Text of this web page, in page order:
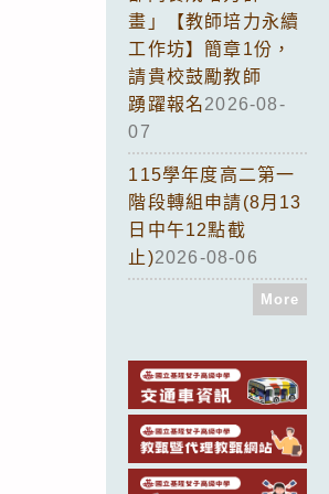
畫」【教師培力永續
工作坊】簡章1份，
請貴校鼓勵教師
踴躍報名2026-08-
07
115學年度高二第一
階段轉組申請(8月13
日中午12點截
止)2026-08-06
More